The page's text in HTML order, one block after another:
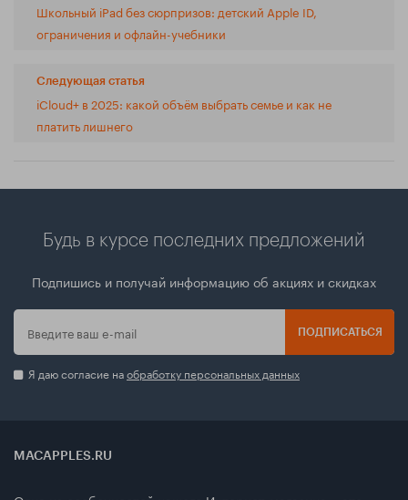
Школьный iPad без сюрпризов: детский Apple ID,
ограничения и офлайн-учебники
Следующая статья
iCloud+ в 2025: какой объём выбрать семье и как не
платить лишнего
Будь в курсе последних предложений
Подпишись и получай информацию об акциях и скидках
ПОДПИСАТЬСЯ
Я даю согласие наобработку персональных данных
MACAPPLES.RU